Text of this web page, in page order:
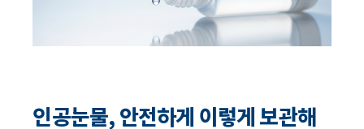
인공눈물, 안전하게 이렇게 보관해